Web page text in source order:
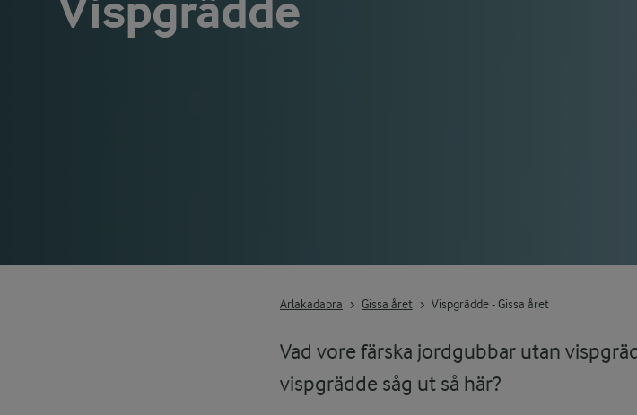
Arlakadabra Gissa året Vispgrädde - Gissa året
Vad vore färska jordgubbar utan
vispgrädde såg ut så här?